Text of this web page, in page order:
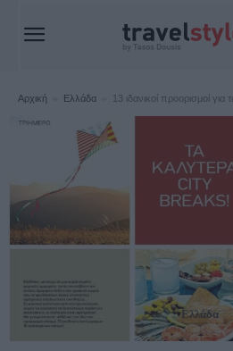
Αρχική Ελλάδα 13 ιδανικοί προορισμοί
Ελλάδα